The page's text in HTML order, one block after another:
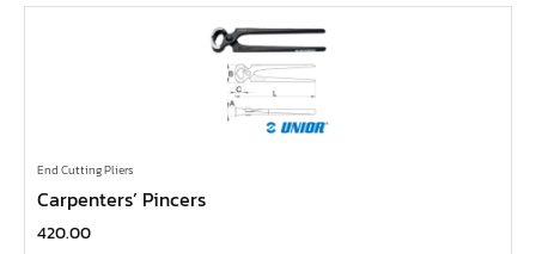
คีมปากจิ้งจก
บ๊อกซ์เดือยโผล่ Z-Series หกเหลี่ยม,ท๊อกซ์ ขนาด 1/4",
3/8", 1/2"
End Cutting Pliers
Carpenters’ Pincers
420.00